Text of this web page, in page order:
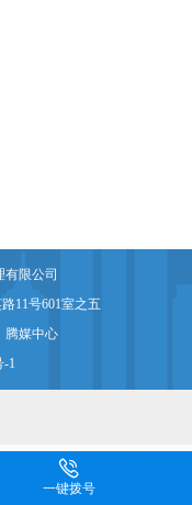
限公司
11号601室之五
腾媒中心
-1

一键拨号